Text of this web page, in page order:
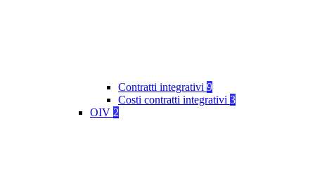
Contratti integrativi 9
Costi contratti integrativi 3
OIV 2